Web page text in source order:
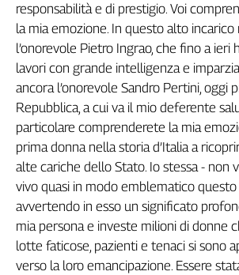
Venezia
Giulia
Lazio
Liguria
Lombardia
Marche
Piemonte
Puglia
Sardegna
Toscana
Trentino
Umbria
responsabilità e di prestigio. Voi
la mia emozione. In questo alto
l’onorevole Pietro Ingrao, che fino a ieri
lavori con grande intelligenza e
ancora l’onorevole Sandro Pertini, oggi
Repubblica, a cui va il mio deferente
particolare comprenderete la mia
prima donna nella storia d’Italia a
alte cariche dello Stato. Io stessa - non
vivo quasi in modo emblematico
avvertendo in esso un significato
mia persona e investe milioni di donne
lotte faticose, pazienti e tenaci si sono
verso la loro emancipazione. Essere